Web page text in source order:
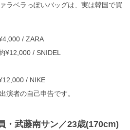
ラベラっぽいバッグは、実は韓国で買
/ ZARA
¥12,000 / SNIDEL
/ NIKE
演者の自己申告です。
・武藤南サン／23歳(170cm)